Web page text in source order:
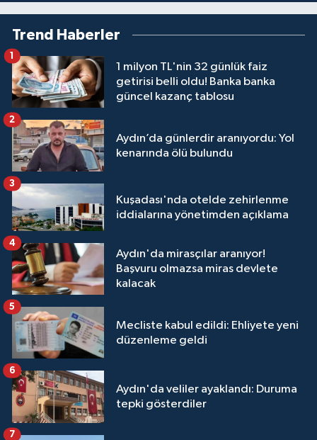
Trend Haberler
1 milyon TL'nin 32 günlük faiz
getirisi belli oldu! Banka banka
güncel kazanç tablosu
1
Aydın’da günlerdir aranıyordu: Yol
kenarında ölü bulundu
2
Kuşadası'nda otelde zehirlenme
iddialarına yönetimden açıklama
3
Aydın'da mirasçılar aranıyor!
Başvuru olmazsa miras devlete
kalacak
4
Mecliste kabul edildi: Ehliyete yeni
düzenleme geldi
5
Aydın'da veliler ayaklandı: Duruma
tepki gösterdiler
6
7